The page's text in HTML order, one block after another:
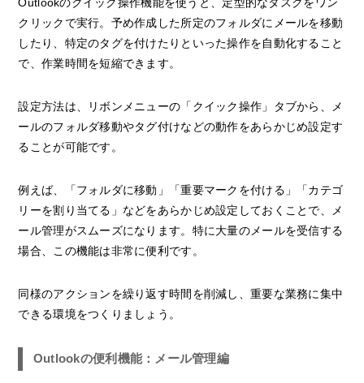
クリックで実行。予め作成した所定のフォルダにメールを移動
したり、特定のタグを付けたりといった操作を自動化すること
で、作業時間を短縮できます。
設定方法は、リボンメニューの「クイック操作」タブから、メ
ールのフォルダ移動やタグ付けなどの動作をあらかじめ設定す
ることが可能です。
例えば、「フォルダに移動」「重要マークを付ける」「カテゴ
リーを割り当てる」などをあらかじめ設定しておくことで、メ
ール管理がスムーズになります。特に大量のメールを受信する
場合、この機能は非常に便利です。
同様のアクションを繰り返す時間を削減し、重要な業務に集中
できる環境をつくりましょう。
Outlookの便利機能：メール管理編